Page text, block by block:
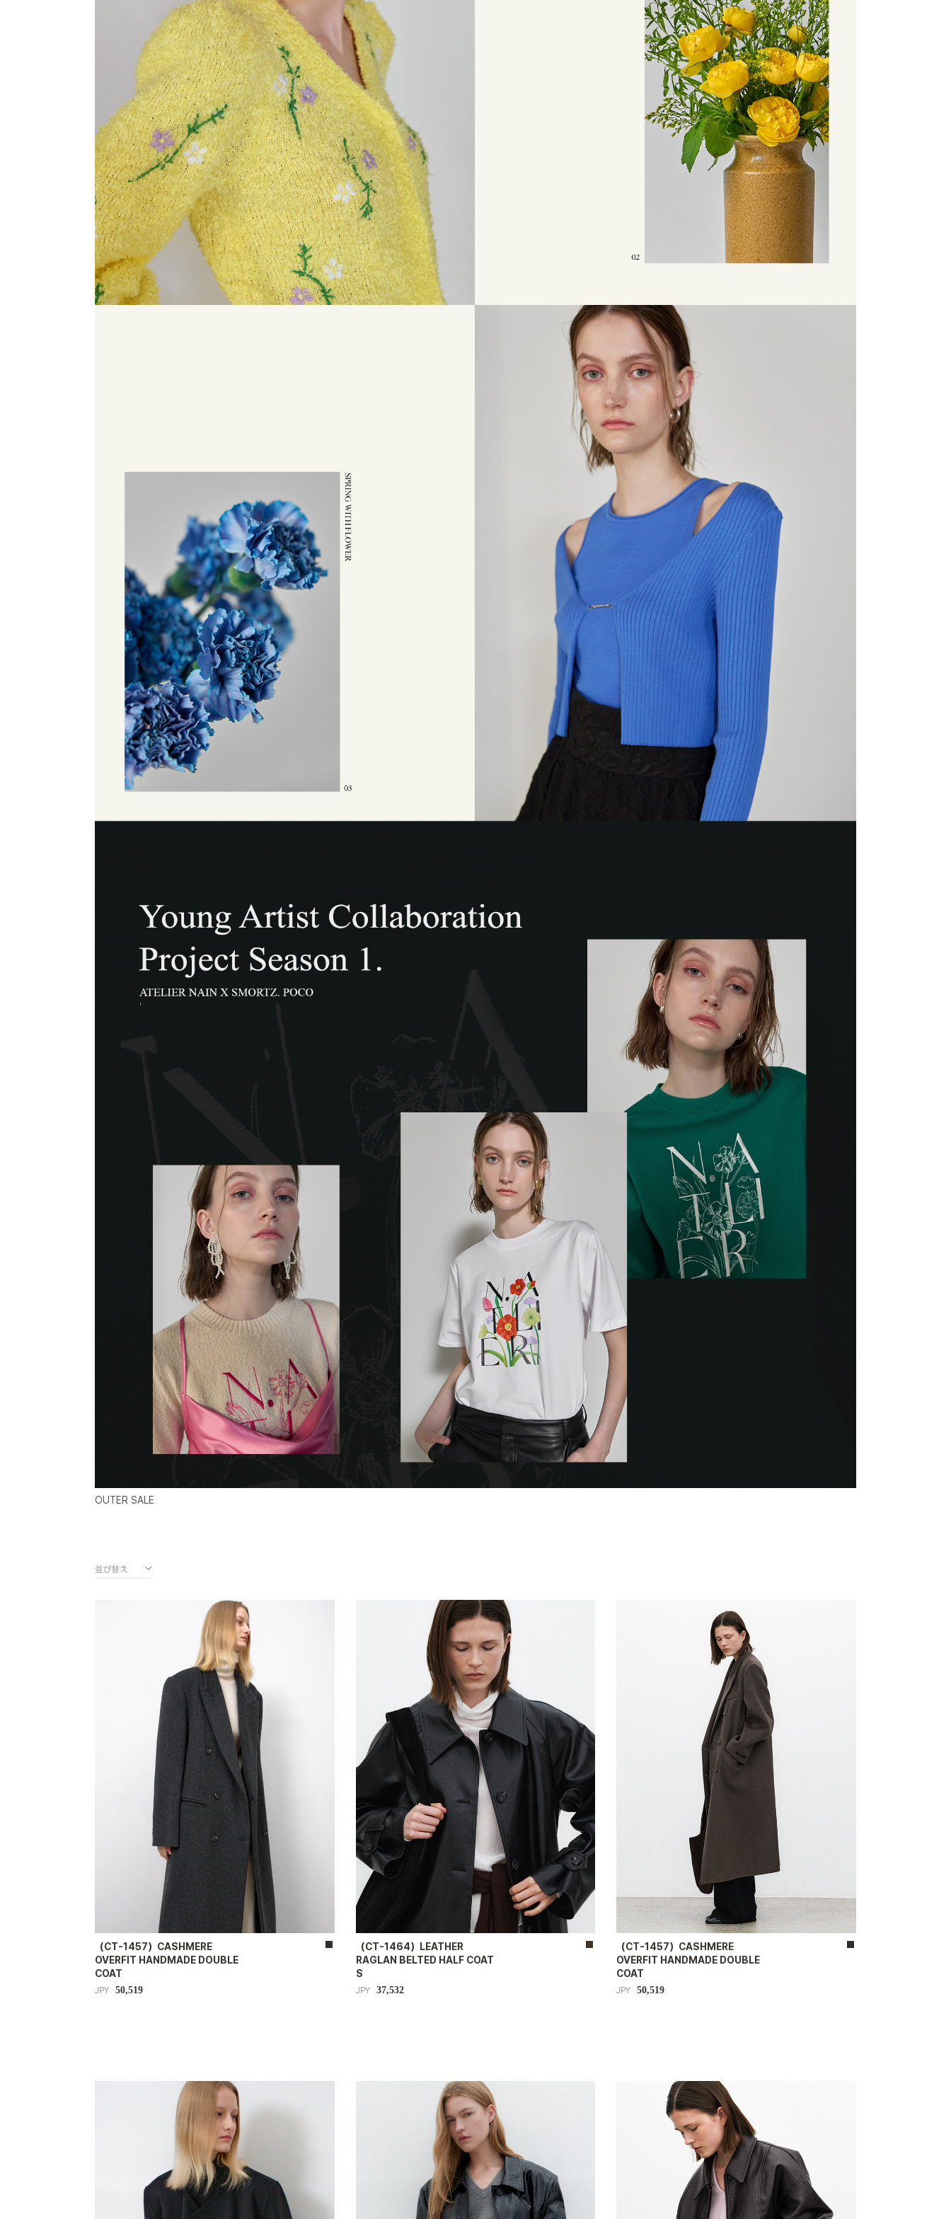
OUTER SALE
並び替え
（CT-1457）CASHMERE
OVERFIT HANDMADE DOUBLE
COAT
JPY 50,519
（CT-1464）LEATHER
RAGLAN BELTED HALF COAT
S
JPY 37,532
（CT-1457）CASHMERE
OVERFIT HANDMADE DOUBLE
COAT
JPY 50,519